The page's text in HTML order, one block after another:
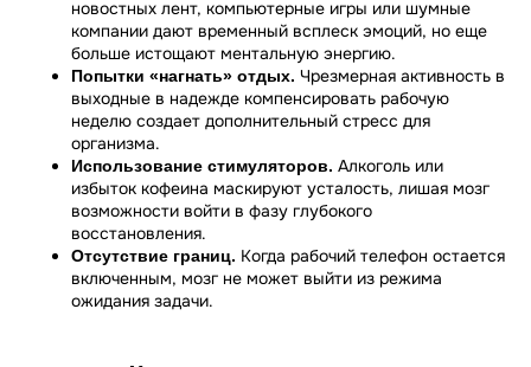
новостных лент, компьютерные игры или шумные
компании дают временный всплеск эмоций, но еще
больше истощают ментальную энергию.
Попытки «нагнать» отдых. Чрезмерная активность в
выходные в надежде компенсировать рабочую
неделю создает дополнительный стресс для
организма.
Использование стимуляторов. Алкоголь или
избыток кофеина маскируют усталость, лишая мозг
возможности войти в фазу глубокого
восстановления.
Отсутствие границ. Когда рабочий телефон остается
включенным, мозг не может выйти из режима
ожидания задачи.